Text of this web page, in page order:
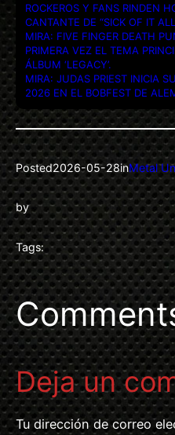
ROCKEROS Y FANS RINDEN
CANTANTE DE “SICK OF IT
MIRA: FIVE FINGER DEATH
PRIMERA VEZ EL TEMA
ÁLBUM ‘LEGACY’.
MIRA: JUDAS PRIEST INICIA
2026 EN EL BOBFEST DE
Posted2026-05-28inMetal
by
Tags:
Deja un
Tu dirección de correo